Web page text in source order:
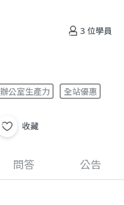
3 位學員
辦公室生產力 全站優惠
收藏
問答 公告